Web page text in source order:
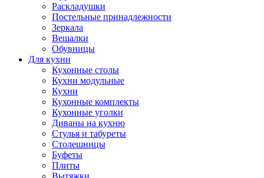
Раскладушки
Постельные принадлежности
Зеркала
Вешалки
Обувницы
Для кухни
Кухонные столы
Кухни модульные
Кухни
Кухонные комплекты
Кухонные уголки
Диваны на кухню
Стулья и табуреты
Столешницы
Буфеты
Плиты
Вытяжки